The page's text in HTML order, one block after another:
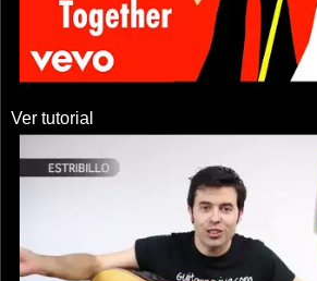
Ver tutorial